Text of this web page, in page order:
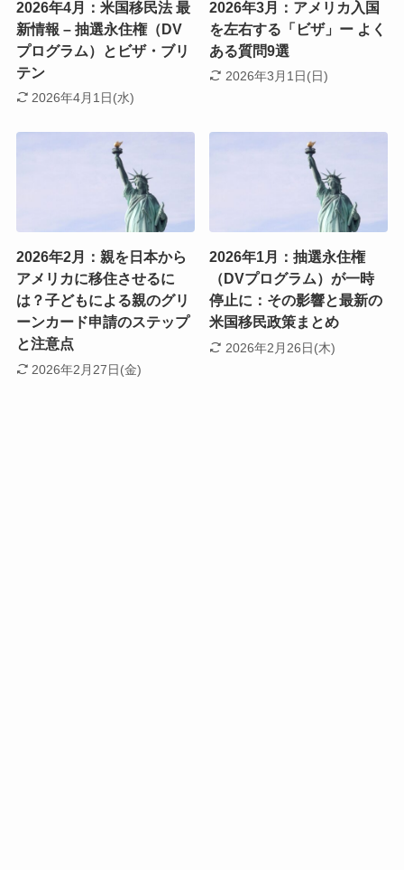
2026年4月：米国移民法 最
新情報 – 抽選永住権（DV
プログラム）とビザ・ブリ
テン
2026年4月1日(水)
2026年3月：アメリカ入国
を左右する「ビザ」ー よく
ある質問9選
2026年3月1日(日)
2026年2月：親を日本から
アメリカに移住させるに
は？子どもによる親のグリ
ーンカード申請のステップ
と注意点
2026年2月27日(金)
2026年1月：抽選永住権
（DVプログラム）が一時
停止に：その影響と最新の
米国移民政策まとめ
2026年2月26日(木)